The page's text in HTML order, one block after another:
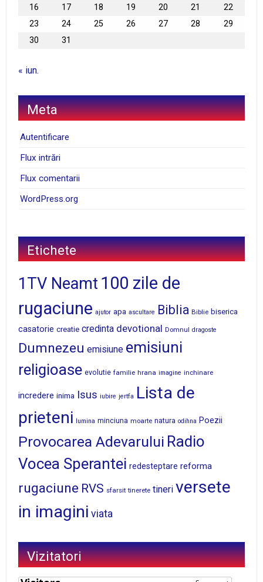
16
17 18 19 20 21
22
23
24 25 26 27 28
29
30
31
« iun.
Meta
Autentificare
Flux intrări
Flux comentarii
WordPress.org
Etichete
1TV Neamt 100 zile de
rugaciune ajutor apa ascultare Biblia Biblie biserica
casatorie creatie credinta devotional Domnul dragoste
Dumnezeu emisiune emisiuni
religioase evolutie familie hrana imagine inchinare
incredere inima Isus iubire jertfa Lista de
prieteni
lumina minciuna moarte natura odihna Poezii
Provocarea Adevarului Radio
Vocea Sperantei redesteptare reforma
rugaciune RVS sfarsit tinerete tineri versete
in imagini viata
Vizitatori